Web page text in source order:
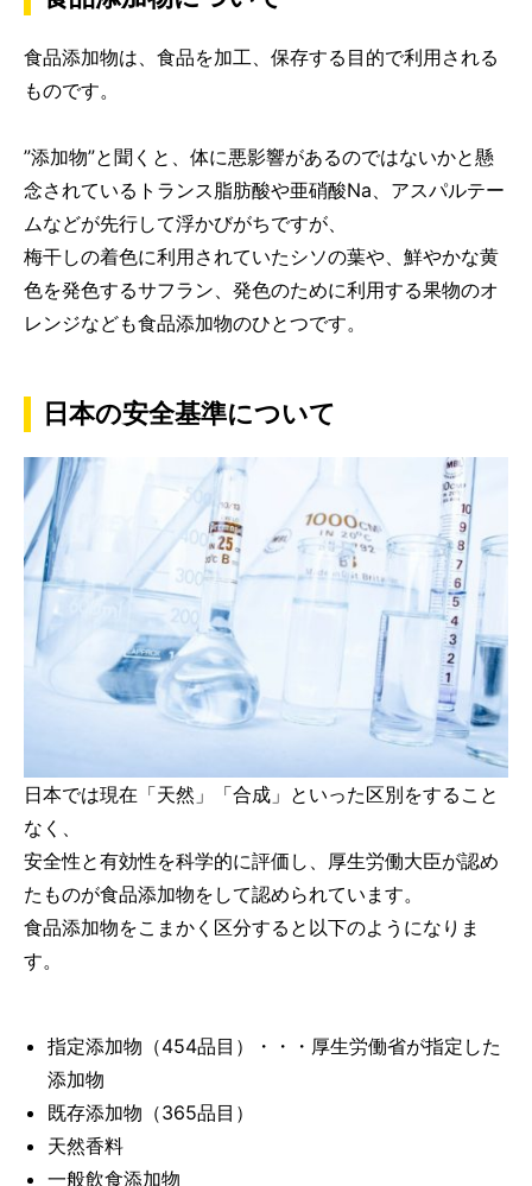
食品添加物は、食品を加工、保存する目的で利用される
ものです。
”添加物”と聞くと、体に悪影響があるのではないかと懸
念されているトランス脂肪酸や亜硝酸Na、アスパルテー
ムなどが先行して浮かびがちですが、
梅干しの着色に利用されていたシソの葉や、鮮やかな黄
色を発色するサフラン、発色のために利用する果物のオ
レンジなども食品添加物のひとつです。
日本の安全基準について
日本では現在「天然」「合成」といった区別をすること
なく、
安全性と有効性を科学的に評価し、厚生労働大臣が認め
たものが食品添加物をして認められています。
食品添加物をこまかく区分すると以下のようになりま
す。
指定添加物（454品目）・・・厚生労働省が指定した
添加物
既存添加物（365品目）
天然香料
一般飲食添加物